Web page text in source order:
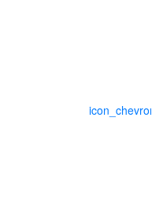
icon_chevronl